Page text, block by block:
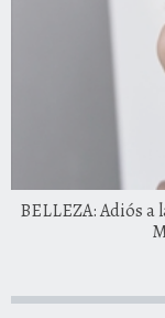
BELLEZA: Adiós a